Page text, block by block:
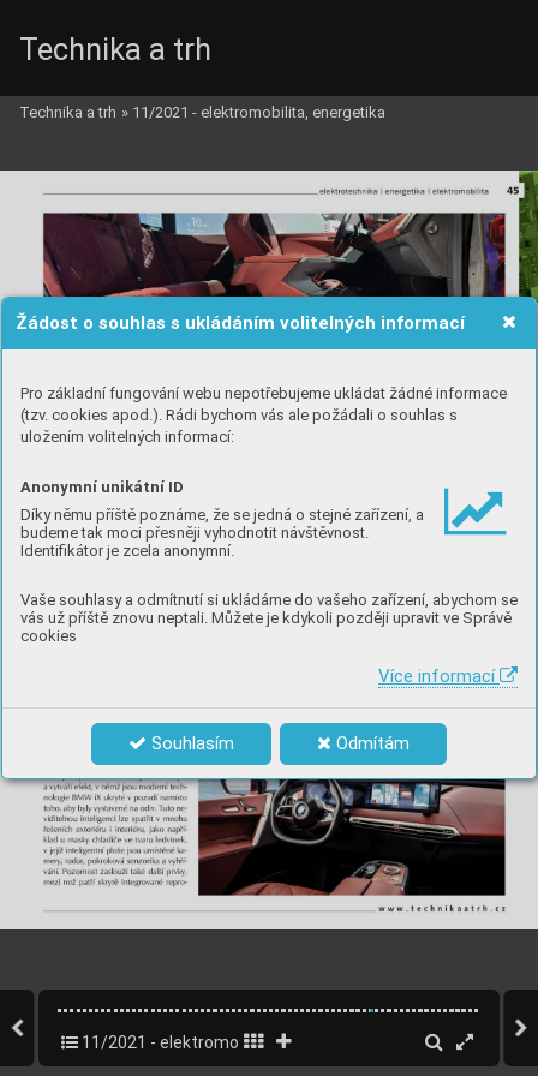
Žádost o souhlas s ukládáním volitelných informací
Pro základní fungování webu nepotřebujeme ukládat žádné informace
(tzv. cookies apod.). Rádi bychom vás ale požádali o souhlas s
uložením volitelných informací:
Anonymní unikátní ID
Díky němu příště poznáme, že se jedná o stejné zařízení, a
budeme tak moci přesněji vyhodnotit návštěvnost.
Identifikátor je zcela anonymní.
Vaše souhlasy a odmítnutí si ukládáme do vašeho zařízení, abychom se
vás už příště znovu neptali. Můžete je kdykoli později upravit ve Správě
cookies
Více informací
Souhlasím Odmítám
Technika a trh
Technika a trh » 11/2021 - elektromobilita, energetika
11/2021 - elektromobilita, energetika